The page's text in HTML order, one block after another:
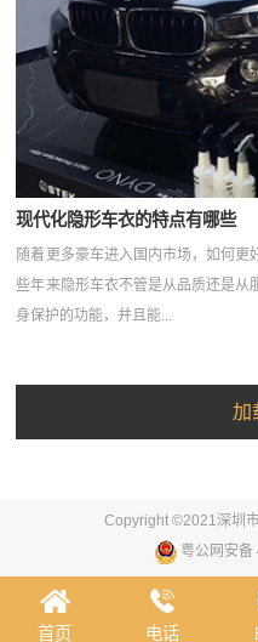
现代化隐形车衣的特点有哪些
随着更多豪车进入国内市场，如何
些年来隐形车衣不管是从品质还是从
身保护的功能，并且能...
Copyright ©2021深圳
粤公网安
首页 电话